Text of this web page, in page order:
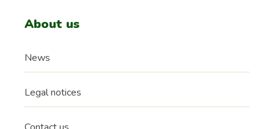
About us
News
Legal notices